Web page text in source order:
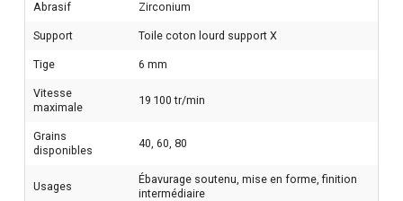
Abrasif Zirconium
Support Toile coton lourd support X
Tige 6 mm
Vitesse
maximale
19 100 tr/min
Grains
disponibles
40, 60, 80
Usages
Ébavurage soutenu, mise en forme, finition
intermédiaire